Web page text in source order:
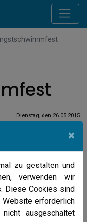
Dienstag, den 26.05.2015
und ein
Freunden. Für
es der erste große
sie und ihre
Nicole Berger,
Clark Jermies,
Nils Meißner, Celine
×
zu gestalten und
verwenden wir
Diese Cookies sind
Website erforderlich
ausgeschaltet